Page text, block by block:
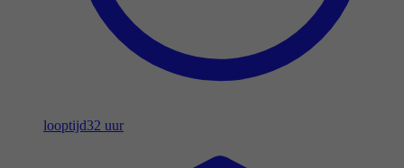
looptijd32 uur